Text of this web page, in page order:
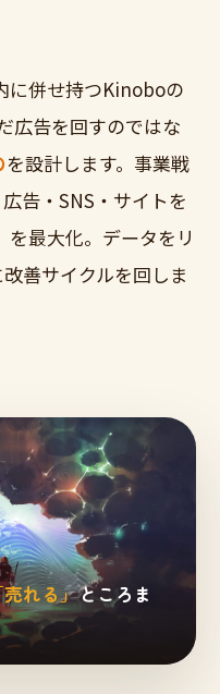
に併せ持つKinoboの
広告を回すのではな
を設計します。事業戦
告・SNS・サイトを
最大化。データをリ
善サイクルを回しま
れる」ところま